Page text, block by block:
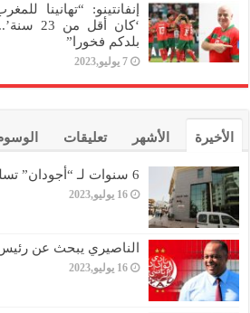
إنفانتينو: “تهانينا
‘كان
بلدكم فخورا”
7 يوليو,2023
الأخيرة الأشهر تعليقات
6 سنوات لـ “أجودان” تسلم 40 مليونا رشوة
16 يوليو,2023
الناصيري يبحث عن رئيس
16 يوليو,2023